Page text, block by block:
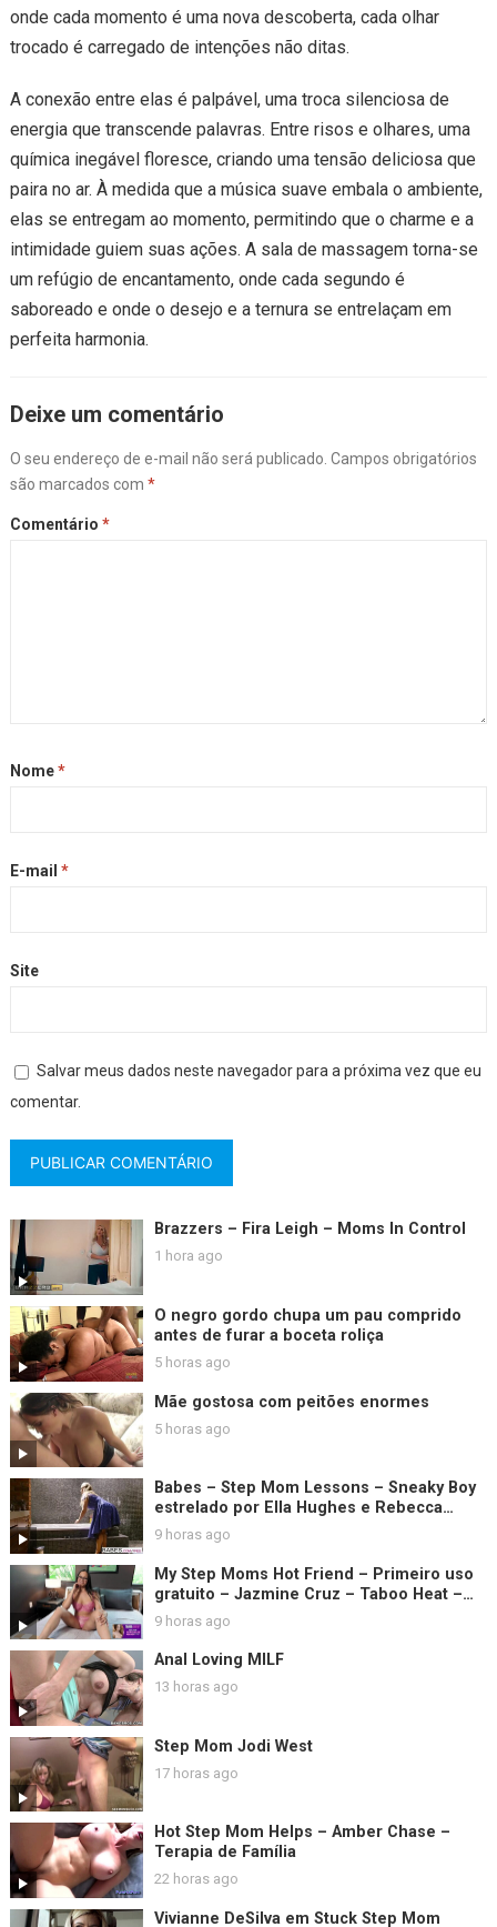
onde cada momento é uma nova descoberta, cada olhar
trocado é carregado de intenções não ditas.
A conexão entre elas é palpável, uma troca silenciosa de
energia que transcende palavras. Entre risos e olhares, uma
química inegável floresce, criando uma tensão deliciosa que
paira no ar. À medida que a música suave embala o ambiente,
elas se entregam ao momento, permitindo que o charme e a
intimidade guiem suas ações. A sala de massagem torna-se
um refúgio de encantamento, onde cada segundo é
saboreado e onde o desejo e a ternura se entrelaçam em
perfeita harmonia.
Deixe um comentário
O seu endereço de e-mail não será publicado. Campos obrigatórios
são marcados com *
Comentário *
Nome*
E-mail *
Site
Salvar meus dados neste navegador para a próxima vez que eu
comentar.
Brazzers – Fira Leigh – Moms In Control
1 hora ago
O negro gordo chupa um pau comprido
antes de furar a boceta roliça
5 horas ago
Mãe gostosa com peitões enormes
5 horas ago
Babes – Step Mom Lessons – Sneaky Boy
estrelado por Ella Hughes e Rebecca
Moore e clipe de Sam Bourne
9 horas ago
My Step Moms Hot Friend – Primeiro uso
gratuito – Jazmine Cruz – Taboo Heat –
Luke Longly
9 horas ago
Anal Loving MILF
13 horas ago
Step Mom Jodi West
17 horas ago
Hot Step Mom Helps – Amber Chase –
Terapia de Família
22 horas ago
Vivianne DeSilva em Stuck Step Mom